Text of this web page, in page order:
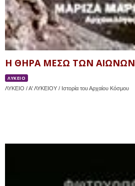
Η ΘΗΡΑ ΜΕΣΩ ΤΩΝ ΑΙΩΝΩΝ
ΛΥΚΕΙΟ
ΛΥΚΕΙΟ / Α' ΛΥΚΕΙΟΥ / Ιστορία του Αρχαίου Κόσμου